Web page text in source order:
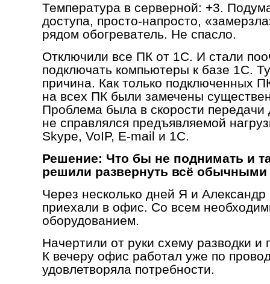
Температура в серверной: +3.
доступа, просто-напросто,
рядом обогреватель. Не спасло.
Отключили все ПК от 1С. И стали
подключать компьютеры к базе 1С.
причина. Как только подключенных
на всех ПК были замечены
Проблема была в скорости
не справлялся предъявляемой
Skype, VoIP, E-mail и 1С.
Решение: Что бы не поднимать и
решили развернуть всё
Через несколько дней Я и
приехали в офис. Со всем
оборудованием.
Начертили от руки схему разводки и
К вечеру офис работал уже по
удовлетворяла потребности.